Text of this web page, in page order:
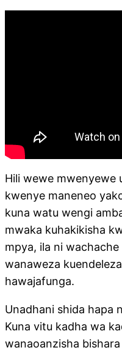
Hili wewe mwenyewe
kwenye maneneo
kuna watu wengi
mwaka kuhakikisha
mpya, ila ni
wanaweza
hawajafunga.
Unadhani shida hapa
Kuna vitu kadha wa
wanaoanzisha